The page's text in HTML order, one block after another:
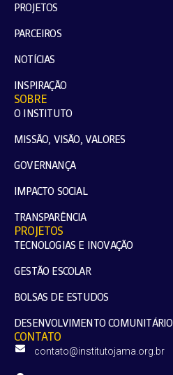
PROJETOS
PARCEIROS
NOTÍCIAS
INSPIRAÇÃO
SOBRE
O INSTITUTO
MISSÃO, VISÃO, VALORES
GOVERNANÇA
IMPACTO SOCIAL
TRANSPARÊNCIA
PROJETOS
TECNOLOGIAS E INOVAÇÃO
GESTÃO ESCOLAR
BOLSAS DE ESTUDOS
DESENVOLVIMENTO COMUNITÁRIO
CONTATO
contato@institutojama.org.br